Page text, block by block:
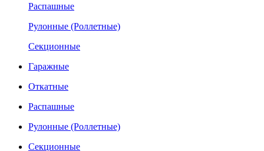
Распашные
Рулонные (Роллетные)
Секционные
Гаражные
Откатные
Распашные
Рулонные (Роллетные)
Секционные